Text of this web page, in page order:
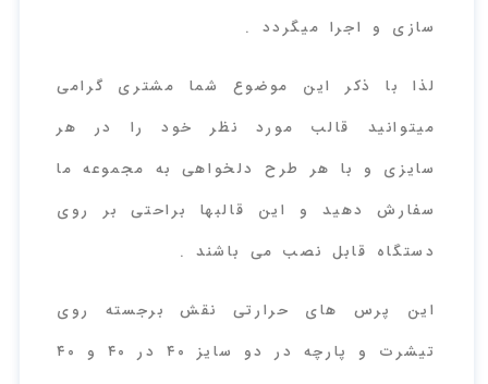
سازی و اجرا میگردد .
لذا با ذکر این موضوع شما مشتری گرامی
میتوانید قالب مورد نظر خود را در هر
سایزی و با هر طرح دلخواهی به مجموعه ما
سفارش دهید و این قالبها براحتی بر روی
دستگاه قابل نصب می باشند .
این پرس های حرارتی نقش برجسته روی
تیشرت و پارچه در دو سایز ۴۰ در ۴۰ و ۴۰